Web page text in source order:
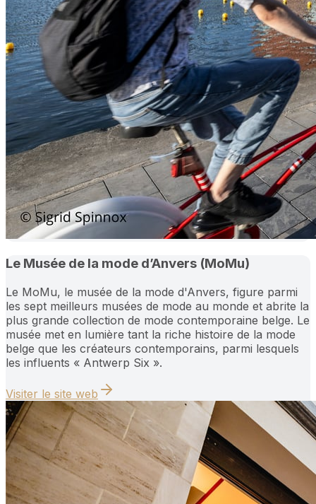
Le Musée de la mode d’Anvers (MoMu)
Le MoMu, le musée de la mode d'Anvers, figure parmi
les sept meilleurs musées de mode au monde et abrite la
plus grande collection de mode contemporaine belge. Le
musée met en lumière tant la riche histoire de la mode
belge que les créateurs contemporains, parmi lesquels
les influents « Antwerp Six ».
Visiter le site web